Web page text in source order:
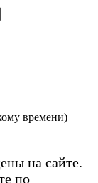
времени)
на сайте.
по